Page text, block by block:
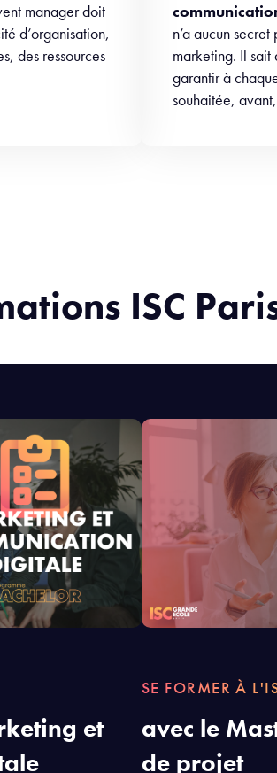
manager doit
d’organisation,
des ressources
n’a aucun
marketing. Il
garantir à
souhaitée,
ISC
et
SE FORMER À
avec le
de projet